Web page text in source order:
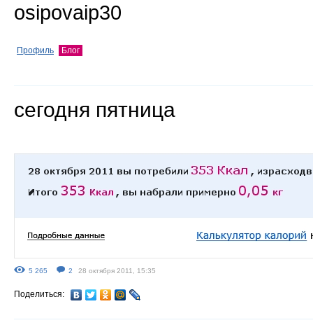
osipovaip30
Профиль Блог
сегодня пятница
5 265 2 28 октября 2011, 15:35
Поделиться: